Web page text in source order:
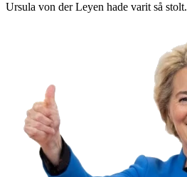
Ursula von der Leyen hade varit så stolt.